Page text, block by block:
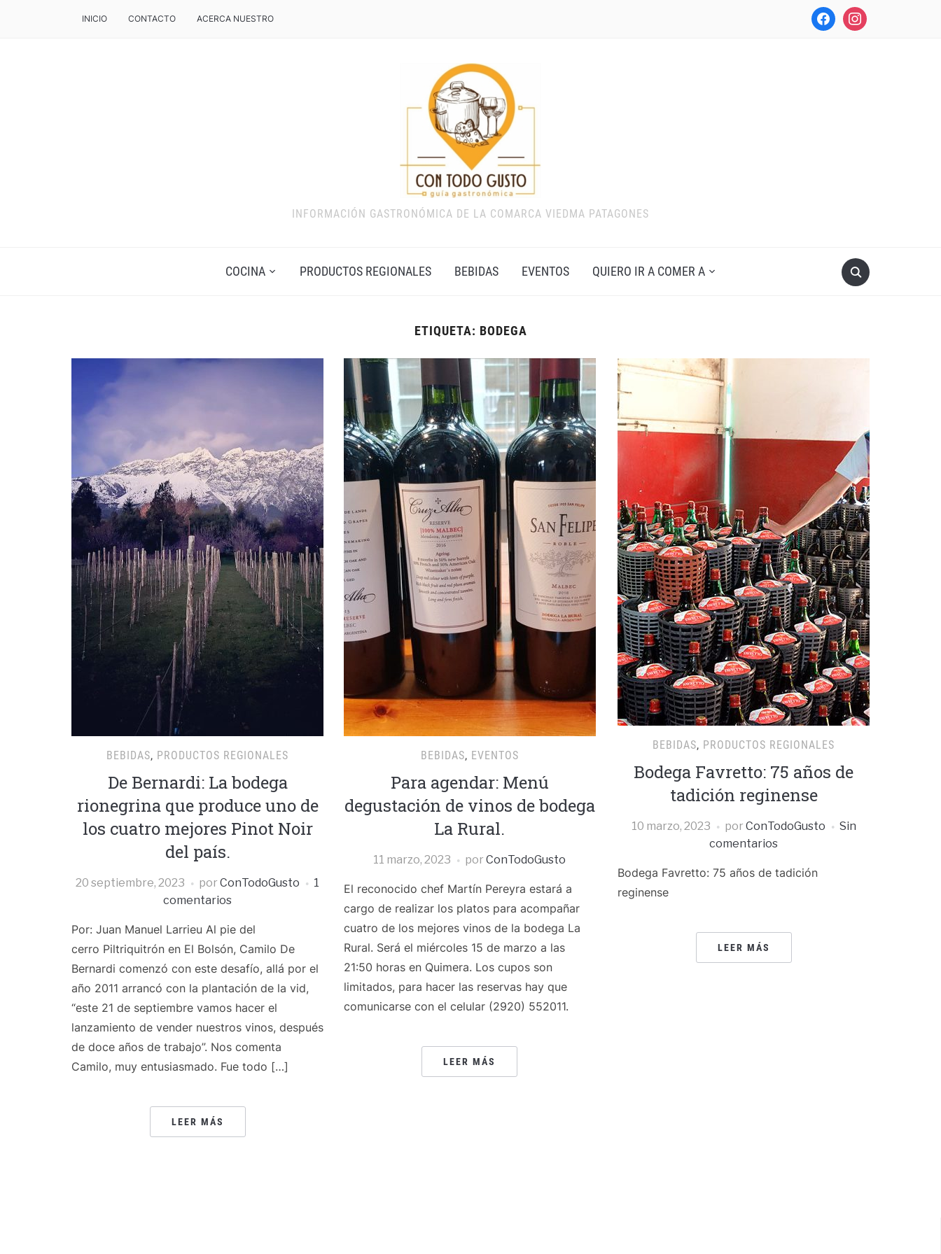
facebookinstagram
INICIO CONTACTO ACERCA NUESTRO
INFORMACIÓN GASTRONÓMICA DE LA COMARCA VIEDMA PATAGONES
COCINA PRODUCTOS REGIONALES BEBIDAS EVENTOS QUIERO IR A COMER A
ETIQUETA: BODEGA
BEBIDAS, PRODUCTOS REGIONALES
De Bernardi: La bodega
rionegrina que produce uno de
los cuatro mejores Pinot Noir
del país.
20 septiembre, 2023 por ConTodoGusto
1
comentarios
Por: Juan Manuel Larrieu Al pie del
cerro Piltriquitrón en El Bolsón, Camilo De
Bernardi comenzó con este desafío, allá por el
año 2011 arrancó con la plantación de la vid,
“este 21 de septiembre vamos hacer el
lanzamiento de vender nuestros vinos, después
de doce años de trabajo”. Nos comenta
Camilo, muy entusiasmado. Fue todo […]
LEER MÁS
BEBIDAS, EVENTOS
Para agendar: Menú
degustación de vinos de bodega
La Rural.
11 marzo, 2023 porConTodoGusto
El reconocido chef Martín Pereyra estará a
cargo de realizar los platos para acompañar
cuatro de los mejores vinos de la bodega La
Rural. Será el miércoles 15 de marzo a las
21:50 horas en Quimera. Los cupos son
limitados, para hacer las reservas hay que
comunicarse con el celular (2920) 552011.
LEER MÁS
BEBIDAS, PRODUCTOS REGIONALES
Bodega Favretto: 75 años de
tadición reginense
10 marzo, 2023 por ConTodoGusto
Sin
comentarios
Bodega Favretto: 75 años de tadición
reginense
LEER MÁS